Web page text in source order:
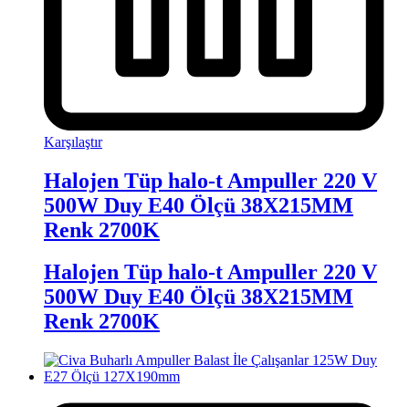
Karşılaştır
Halojen Tüp halo-t Ampuller 220 V
500W Duy E40 Ölçü 38X215MM
Renk 2700K
Halojen Tüp halo-t Ampuller 220 V
500W Duy E40 Ölçü 38X215MM
Renk 2700K